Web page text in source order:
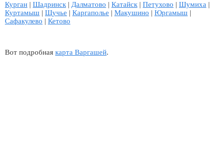
Курган | Шадринск| Далматово | Катайск| Петухово | Шумиха |
Куртамыш | Щучье | Каргаполье | Макушино | Юргамыш |
Сафакулево | Кетово
Вот подробная карта Варгашей.